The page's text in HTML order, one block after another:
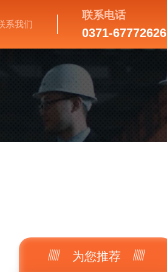
系我们
联系电话
0371-67772626
为您推荐